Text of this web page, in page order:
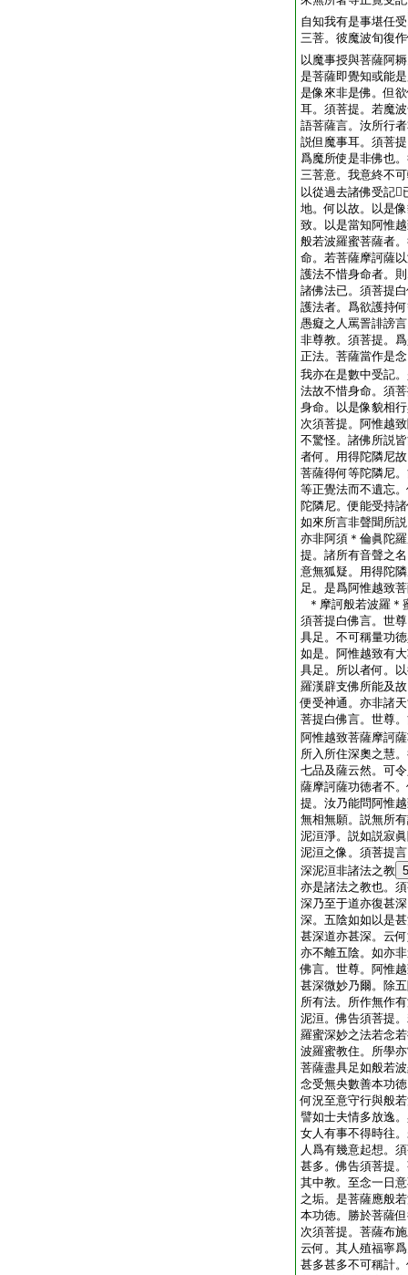
自知我有是事堪任受
三菩。彼魔波旬復
以魔事授與菩薩阿
是菩薩即覺知或能
是像來非是佛。但
耳。須菩提。若魔
語菩薩言。汝所行
説但魔事耳。須菩
爲魔所使是非佛也
三菩意。我意終不
以從過去諸佛受記
地。何以故。以是
致。以是當知阿惟
般若波羅蜜菩薩者
命。若菩薩摩訶薩
護法不惜身命者。
諸佛法已。須菩提
護法者。爲欲護持
愚癡之人罵詈誹謗
非尊教。須菩提。
正法。菩薩當作是
我亦在是數中受記
法故不惜身命。須
身命。以是像貌相
次須菩提。阿惟越
不驚怪。諸佛所説
者何。用得陀隣尼
菩薩得何等陀隣尼
等正覺法而不遺忘
陀隣尼。便能受持
如來所言非聲聞所
亦非阿須＊倫眞陀
提。諸所有音聲之
意無狐疑。用得陀
足。是爲阿惟越致
＊摩訶般若波羅＊
須菩提白佛言。世
具足。不可稱量功
如是。阿惟越致有
具足。所以者何。
羅漢辟支佛所能及
便受神通。亦非諸
菩提白佛言。世尊
阿惟越致菩薩摩訶
所入所住深奧之慧
七品及薩云然。可
薩摩訶薩功徳者不
提。汝乃能問阿惟
無相無願。説無所
泥洹淨。説如説寂
泥洹之像。須菩提
深泥洹非諸法之教 5
亦是諸法之教也。
深乃至于道亦復甚
深。五陰如如以是
甚深道亦甚深。云
亦不離五陰。如亦
佛言。世尊。阿惟
甚深微妙乃爾。除
所有法。所作無作
泥洹。佛告須菩提
羅蜜深妙之法若念
波羅蜜教住。所學
菩薩盡具足如般若
念受無央數善本功
何況至意守行與般
譬如士夫情多放逸
女人有事不得時往
人爲有幾意起想。
甚多。佛告須菩提
其中教。至念一日
之垢。是菩薩應般
本功徳。勝於菩薩
次須菩提。菩薩布
云何。其人殖福寧
甚多甚多不可稱計